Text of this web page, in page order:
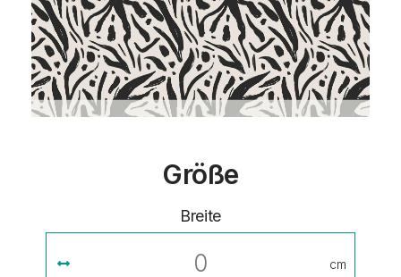
Größe
Breite
cm